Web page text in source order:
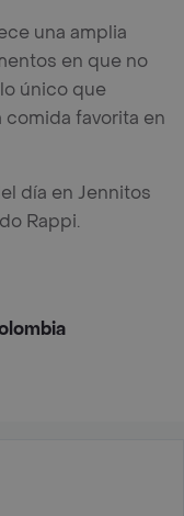
una amplia
en que no
único que
favorita en
día en Jennitos
Rappi.